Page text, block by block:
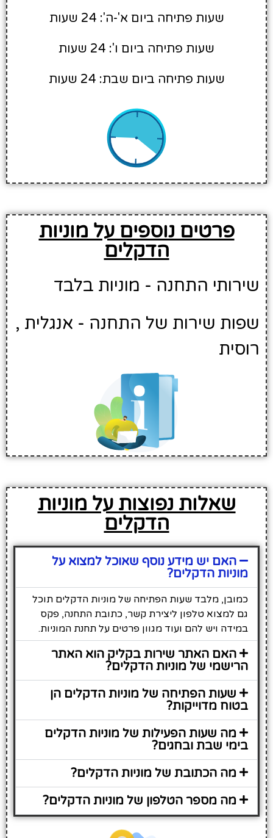
שעות פתיחה ביום א'-ה': 24 שעות
שעות פתיחה ביום ו': 24 שעות
שעות פתיחה ביום שבת: 24 שעות
פרטים נוספים על מוניות
הדקלים
שירותי התחנה - מוניות בלבד
שפות שירות של התחנה - אנגלית ,
רוסית
שאלות נפוצות על מוניות
הדקלים
האם יש מידע נוסף שאוכל למצוא על
מוניות הדקלים?
כמובן, מלבד שעות הפתיחה של מוניות הדקלים תוכל
גם למצוא טלפון ליצירת קשר, כתובת התחנה, פקס
במידה ויש להם ועוד מגוון פרטים על תחנת המוניות.
האם האתר שירות בקליק הוא האתר
הרישמי של מוניות הדקלים?
שעות הפתיחה של מוניות הדקלים הן
בטוח מדוייקות?
מה שעות הפעילות של מוניות הדקלים
בימי שבת ובחגים?
מה הכתובת של מוניות הדקלים?
מה מספר הטלפון של מוניות הדקלים?